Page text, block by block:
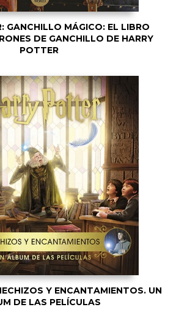
GANCHILLO MÁGICO: EL LIBRO
DE GANCHILLO DE HARRY
POTTER
Y ENCANTAMIENTOS. UN
DE LAS PELÍCULAS